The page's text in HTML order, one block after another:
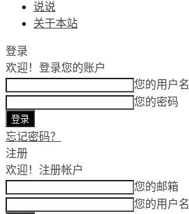
说说
关于本站
登录
欢迎！ 登录您的账户
您的用户名
您的密码
忘记密码？
注册
欢迎！ 注册帐户
您的邮箱
您的用户名